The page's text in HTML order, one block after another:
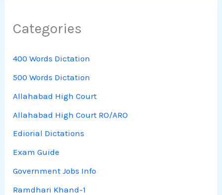
Categories
400 Words Dictation
500 Words Dictation
Allahabad High Court
Allahabad High Court RO/ARO
Ediorial Dictations
Exam Guide
Government Jobs Info
Ramdhari Khand-1